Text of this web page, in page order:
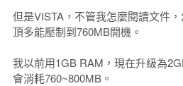
但是VISTA，不管我怎麼閱讀文件
頂多能壓制到760MB開機。
我以前用1GB RAM，現在升級為
會消耗760~800MB。